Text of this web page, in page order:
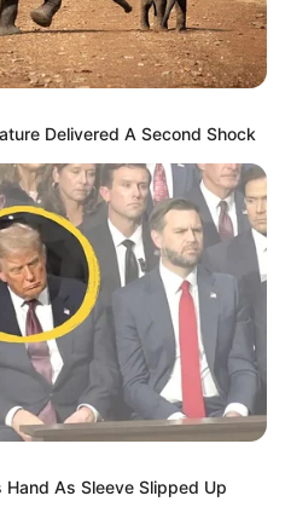
Delivered A Second Shock
As Sleeve Slipped Up